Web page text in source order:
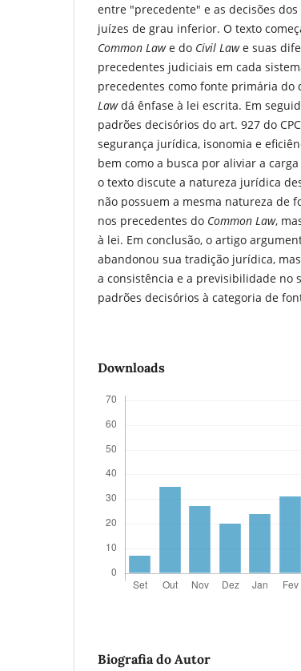
entre "precedente" e as decisões
juízes de grau inferior. O texto
Common Lawe do Civil Lawe suas
precedentes judiciais em cada
precedentes como fonte primária
Lawdá ênfase à lei escrita. Em
padrões decisórios do art. 927 do
segurança jurídica, isonomia e
bem como a busca por aliviar a
o texto discute a natureza jurídica
não possuem a mesma natureza de
nos precedentes do Common Law,
à lei. Em conclusão, o artigo
abandonou sua tradição jurídica,
a consistência e a previsibilidade no
padrões decisórios à categoria de
Downloads
Biografia do Autor